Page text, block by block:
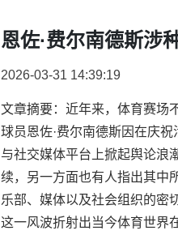
恩佐·费尔南德斯涉
2026-03-31 14:39:19
文章摘要：近年来，体育赛场
球员恩佐·费尔南德斯因在庆
与社交媒体平台上掀起舆论浪
续，另一方面也有人指出其中
乐部、媒体以及社会组织的密
这一风波折射出当今体育世界